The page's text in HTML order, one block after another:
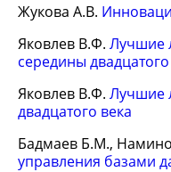
Жукова А.В.
Яковлев В.Ф. Лучшие
середины двадцатого
Яковлев В.Ф. Лучшие
двадцатого века
Бадмаев Б.М.,
управления базами